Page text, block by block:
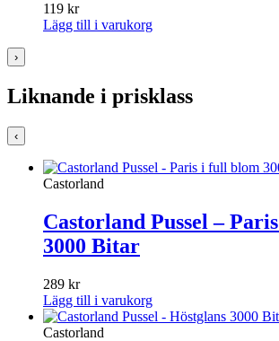
119 kr
Lägg till i varukorg
›
Liknande i prisklass
‹
Castorland
Castorland Pussel –
3000 Bitar
289 kr
Lägg till i varukorg
Castorland